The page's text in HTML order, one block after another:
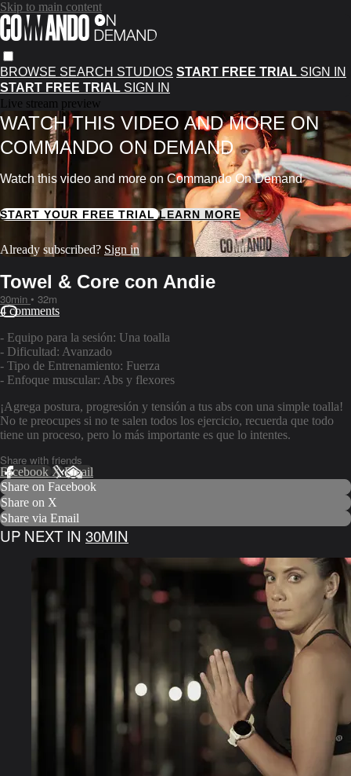
Skip to main content
BROWSE SEARCH STUDIOS START FREE TRIAL SIGN IN
START FREE TRIAL SIGN IN
Live stream preview
WATCH THIS VIDEO AND MORE ON
COMMANDO ON DEMAND
Watch this video and more on Commando On Demand
START YOUR FREE TRIALLEARN MORE
Already subscribed? Sign in
Towel & Core con Andie
30min • 32m
4 comments
- Equipo para la sesión: Una toalla
- Dificultad: Avanzado
- Tipo de Entrenamiento: Fuerza
- Enfoque muscular: Abs y flexores
¡Agrega postura, progresión y tensión a tus abs con una simple toalla!
No te preocupes si no te salen todos los ejercicio, recuerda que todo
tiene un proceso, pero lo más importante es que lo intentes.
Share with friends
Facebook XEmail
Share on Facebook
Share on X
Share via Email
UP NEXT IN 30MIN